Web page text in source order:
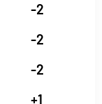
-2
-2
-2
+1